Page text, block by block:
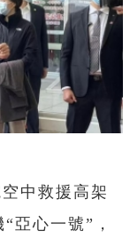
中救援高架
亞心一號”，